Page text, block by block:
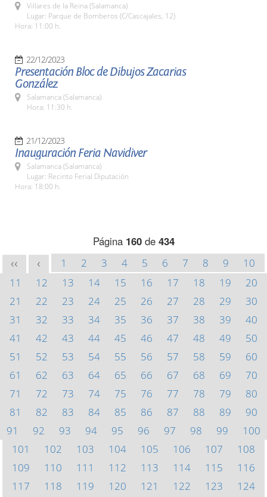
Villares de la Reina (Salamanca)
Lugar: Parque de Bomberos (C/Cascajales, 12)
Hora: 11:00 h.
22/12/2023
Presentación Bloc de Dibujos Zacarias
González
Salamanca (Salamanca)
Hora: 11:30 h.
21/12/2023
Inauguración Feria Navidiver
Salamanca (Salamanca)
Lugar: Recinto Ferial Diputación
Hora: 18:00 h.
Página 160de 434
<< < 1 2 3 4 5 6 7 8 9
10
11
12 13 14 15 16 17 18 19
20
21
22 23 24 25 26 27 28 29
30
31
32 33 34 35 36 37 38 39
40
41
42 43 44 45 46 47 48 49
50
51
52 53 54 55 56 57 58 59
60
61
62 63 64 65 66 67 68 69
70
71
72 73 74 75 76 77 78 79
80
81
82 83 84 85 86 87 88 89
90
91
92 93 94 95 96 97 98 99
100
101
102 103 104 105 106 107
108
109
110 111 112 113 114 115
116
117
118 119 120 121 122 123
124